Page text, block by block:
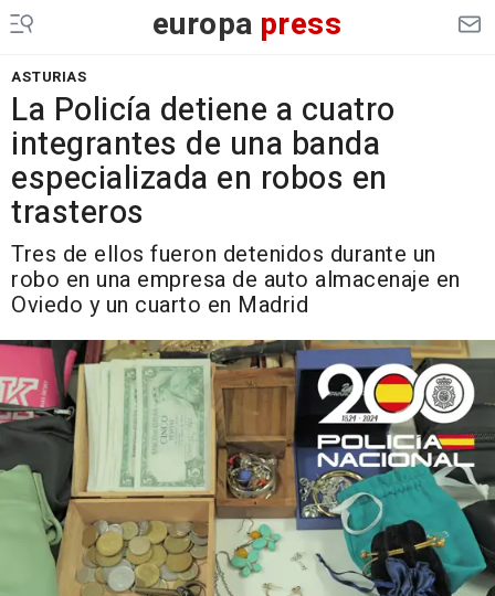
europa press
ASTURIAS
La Policía detiene a cuatro
integrantes de una banda
especializada en robos en
trasteros
Tres de ellos fueron detenidos durante un
robo en una empresa de auto almacenaje en
Oviedo y un cuarto en Madrid